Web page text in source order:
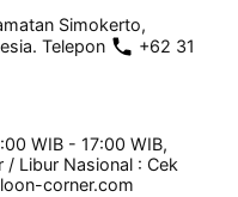
Simokerto,
Telepon
+62 31
WIB - 17:00 WIB,
/ Libur Nasional : Cek
corner.com